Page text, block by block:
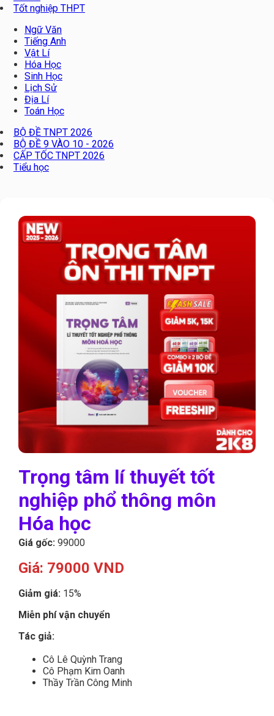
Tốt nghiệp THPT
Ngữ Văn
Tiếng Anh
Vật Lí
Hóa Học
Sinh Học
Lịch Sử
Địa Lí
Toán Học
BỘ ĐỀ TNPT 2026
BỘ ĐỀ 9 VÀO 10 - 2026
CẤP TỐC TNPT 2026
Tiểu học
Trọng tâm lí thuyết tốt
nghiệp phổ thông môn
Hóa học
Giá gốc: 99000
Giá: 79000 VND
Giảm giá: 15%
Miễn phí vận chuyển
Tác giả:
Cô Lê Quỳnh Trang
Cô Phạm Kim Oanh
Thầy Trần Công Minh